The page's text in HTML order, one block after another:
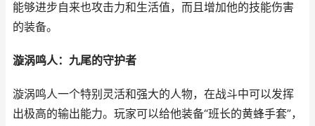
能够进步自来也攻击力和生活值，而且增加他的技能伤害
的装备。
漩涡鸣人：九尾的守护者
漩涡鸣人一个特别灵活和强大的人物，在战斗中可以发挥
出极高的输出能力。玩家可以给他装备“班长的黄蜂手套”，